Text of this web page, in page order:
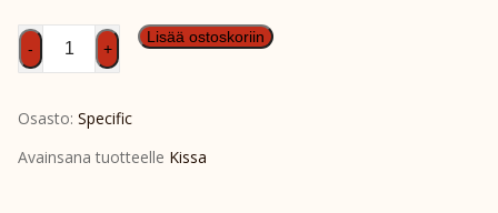
SPEC
FRD
määrä
- +
Lisää ostoskoriin
Osasto: Specific
Avainsana tuotteelle Kissa